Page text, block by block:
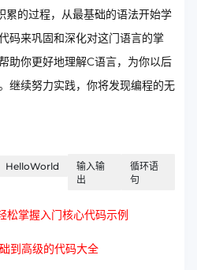
累的过程，从最基础的语法开始学
码来巩固和深化对这门语言的掌
助你更好地理解C语言，为你以后
继续努力实践，你将发现编程的无
HelloWorld
输入输
出
循环语
句
松掌握入门核心代码示例
到高级的代码大全